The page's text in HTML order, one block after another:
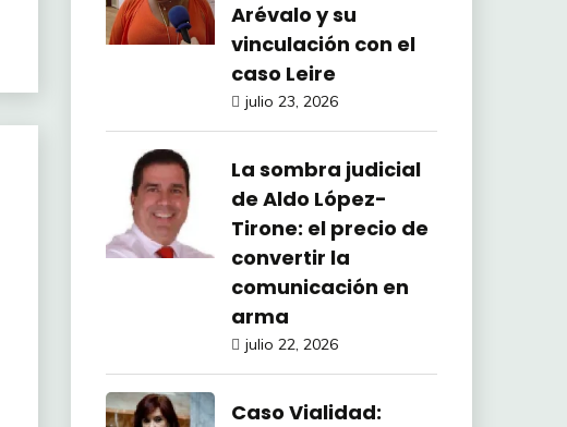
Arévalo y su
vinculación con el
caso Leire
julio 23, 2026
La sombra judicial
de Aldo López-
Tirone: el precio de
convertir la
comunicación en
arma
julio 22, 2026
Caso Vialidad: